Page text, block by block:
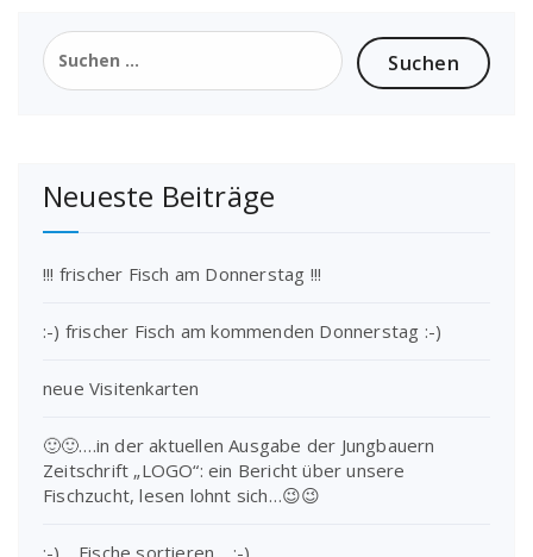
Suchen
nach:
Neueste Beiträge
!!! frischer Fisch am Donnerstag !!!
:-) frischer Fisch am kommenden Donnerstag :-)
neue Visitenkarten
🙂🙂….in der aktuellen Ausgabe der Jungbauern
Zeitschrift „LOGO“: ein Bericht über unsere
Fischzucht, lesen lohnt sich…😉😉
:-) …Fische sortieren… :-)